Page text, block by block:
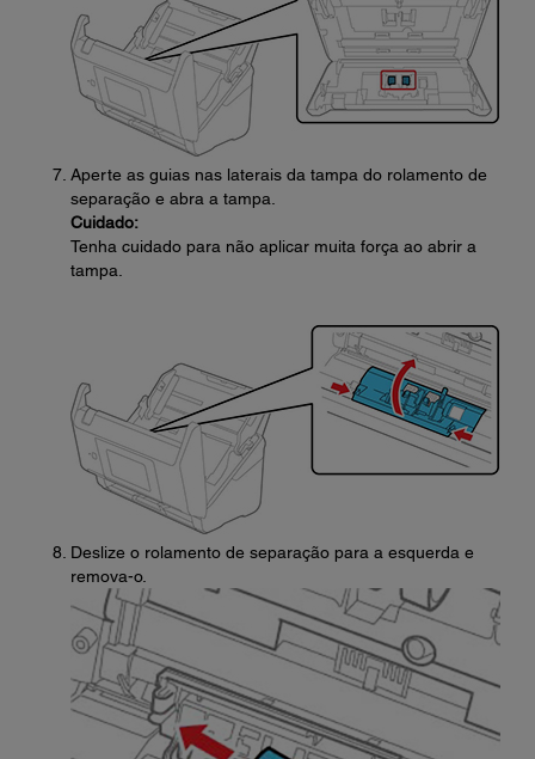
Aperte as guias nas laterais da tampa do rolamento de
separação e abra a tampa.
Cuidado:
Tenha cuidado para não aplicar muita força ao abrir a
tampa.
Deslize o rolamento de separação para a esquerda e
remova-o.